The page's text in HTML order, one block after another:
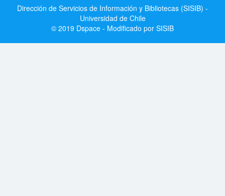
Dirección de Servicios de Información y Bibliotecas (SISIB) -
Universidad de Chile
© 2019 Dspace - Modificado por SISIB